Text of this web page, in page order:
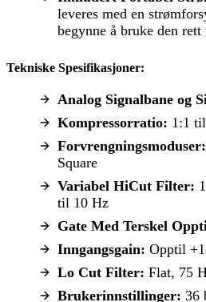
leveres med en
begynne å bruke den rett
Tekniske Spesifikasjoner:
Analog Signalbane og
Kompressorratio: 1:1
Forvrengningsmoduser:
Square
Variabel HiCut Filter:
til 10 Hz
Gate Med Terskel
Inngangsgain: Opptil
Lo Cut Filter: Flat, 75
Brukerinnstillinger: 36